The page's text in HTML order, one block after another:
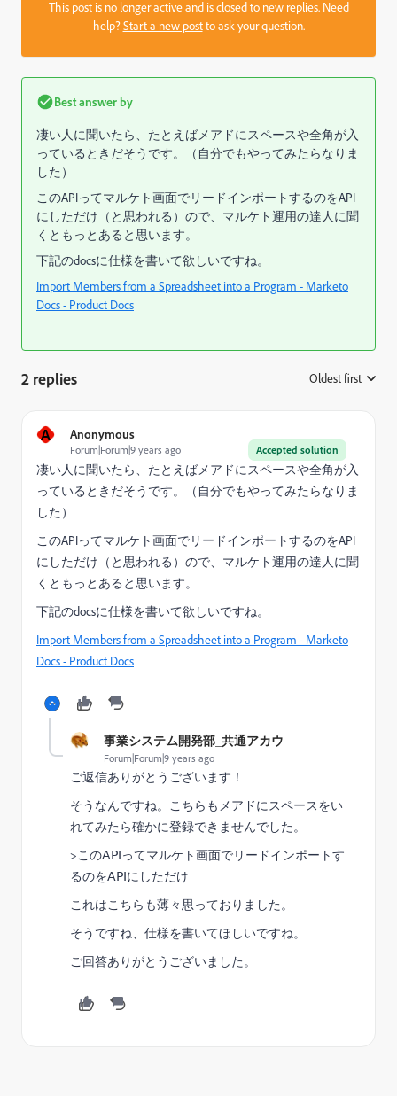
This post is no longer active and is closed to new replies. Need
help?Start a new postto ask your question.
Best answer by
凄い人に聞いたら、たとえばメアドにスペースや全角が入
っているときだそうです。（自分でもやってみたらなりま
した）
このAPIってマルケト画面でリードインポートするのをAPI
にしただけ（と思われる）ので、マルケト運用の達人に聞
くともっとあると思います。
下記のdocsに仕様を書いて欲しいですね。
Import Members from a Spreadsheet into a Program - Marketo
Docs - Product Docs
2 replies Oldest first
A Anonymous
Accepted solution
Forum|Forum|9 years ago
凄い人に聞いたら、たとえばメアドにスペースや全角が入
っているときだそうです。（自分でもやってみたらなりま
した）
このAPIってマルケト画面でリードインポートするのをAPI
にしただけ（と思われる）ので、マルケト運用の達人に聞
くともっとあると思います。
下記のdocsに仕様を書いて欲しいですね。
Import Members from a Spreadsheet into a Program - Marketo
Docs - Product Docs
事業システム開発部_共通アカウ
Forum|Forum|9 years ago
ご返信ありがとうございます！
そうなんですね。こちらもメアドにスペースをい
れてみたら確かに登録できませんでした。
>このAPIってマルケト画面でリードインポートす
るのをAPIにしただけ
これはこちらも薄々思っておりました。
そうですね、仕様を書いてほしいですね。
ご回答ありがとうございました。